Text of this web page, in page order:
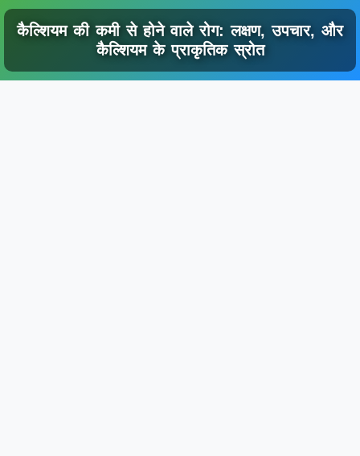
कैल्शियम की कमी से होने वाले रोग: लक्षण, उपचार, और
कैल्शियम के प्राकृतिक स्रोत